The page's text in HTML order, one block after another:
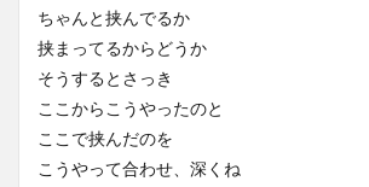
ちゃんと挟んでるか
挟まってるからどうか
そうするとさっき
ここからこうやったのと
ここで挟んだのを
こうやって合わせ、深くね